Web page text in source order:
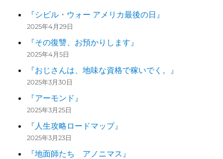
『シビル・ウォー アメリカ最後の日』
2025年4月29日
『その復讐、お預かりします』
2025年4月5日
『おじさんは、地味な資格で稼いでく。』
2025年3月30日
『アーモンド』
2025年3月25日
『人生攻略ロードマップ』
2025年3月23日
『地面師たち アノニマス』